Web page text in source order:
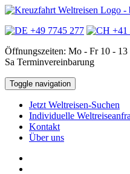
+49 7745 277
+41
Öffnungszeiten: Mo - Fr 10 - 13
Sa Terminvereinbarung
Toggle navigation
Jetzt Weltreisen-Suchen
Individuelle
Kontakt
Über uns